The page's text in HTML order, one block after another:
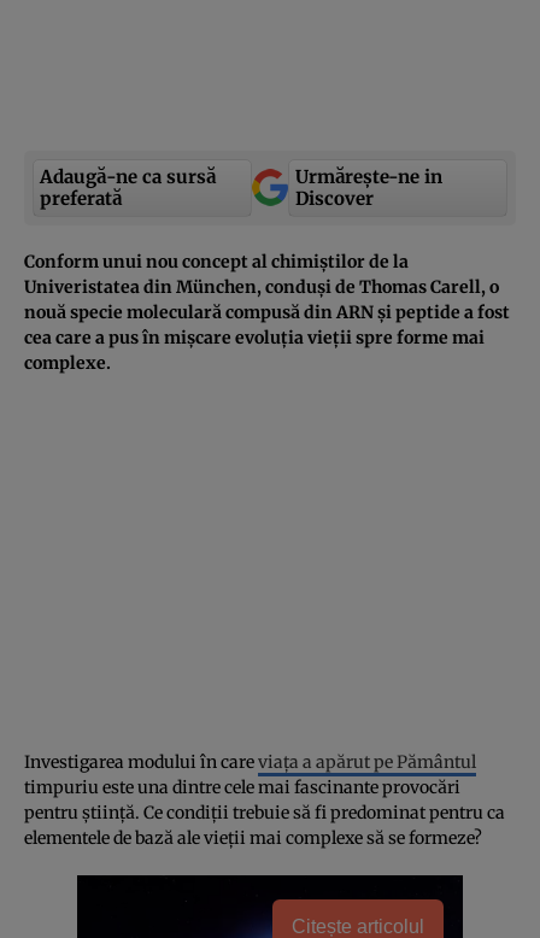
Adaugă-ne ca sursă
preferată
Urmărește-ne in
Discover
Conform unui nou concept al chimiștilor de la
Univeristatea din München, conduși de Thomas Carell, o
nouă specie moleculară compusă din ARN și peptide a fost
cea care a pus în mișcare evoluția vieții spre forme mai
complexe.
Investigarea modului în careviața a apărut pe Pământul
timpuriu este una dintre cele mai fascinante provocări
pentru știință. Ce condiții trebuie să fi predominat pentru ca
elementele de bază ale vieții mai complexe să se formeze?
Citește articolul